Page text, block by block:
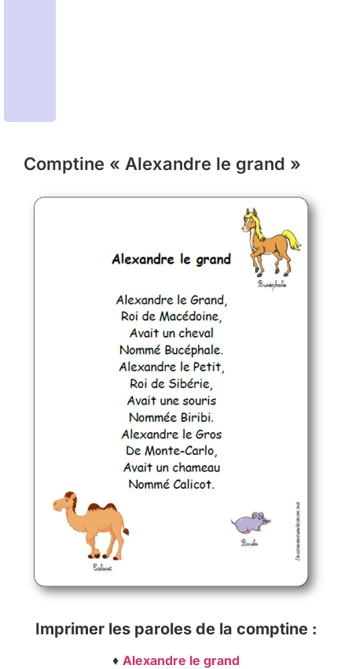
Comptine « Alexandre le grand »
Imprimer les paroles de la comptine :
♦ Alexandre le grand